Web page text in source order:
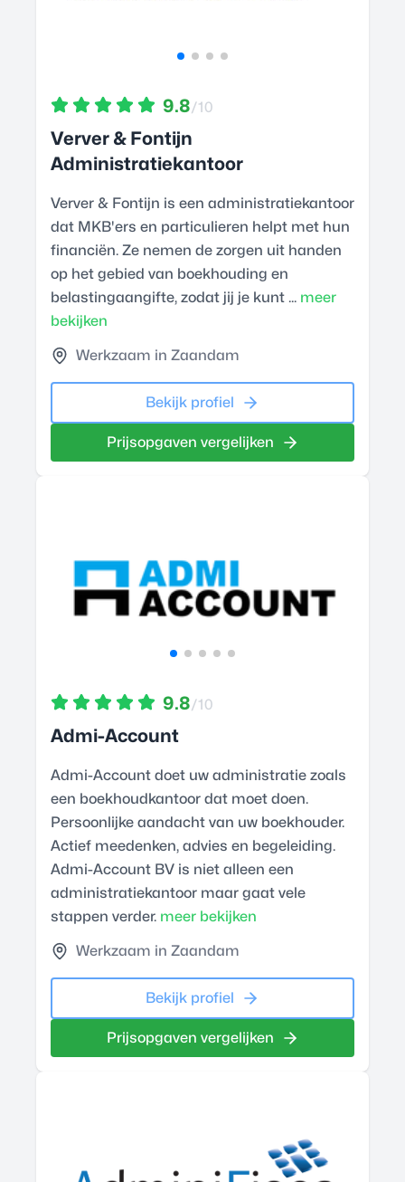
9.8/10
Verver & Fontijn
Administratiekantoor
Verver & Fontijn is een administratiekantoor
dat MKB'ers en particulieren helpt met hun
financiën. Ze nemen de zorgen uit handen
op het gebied van boekhouding en
belastingaangifte, zodat jij je kunt ... meer
bekijken
Werkzaam in Zaandam
Bekijk profiel
Prijsopgaven vergelijken
9.8/10
Admi-Account
Admi-Account doet uw administratie zoals
een boekhoudkantoor dat moet doen.
Persoonlijke aandacht van uw boekhouder.
Actief meedenken, advies en begeleiding.
Admi-Account BV is niet alleen een
administratiekantoor maar gaat vele
stappen verder. meer bekijken
Werkzaam in Zaandam
Bekijk profiel
Prijsopgaven vergelijken